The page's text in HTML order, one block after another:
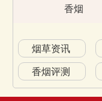
香烟
烟草资讯
香烟评测